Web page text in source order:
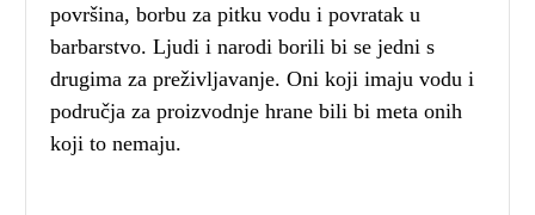
površina, borbu za pitku vodu i povratak u
barbarstvo. Ljudi i narodi borili bi se jedni s
drugima za preživljavanje. Oni koji imaju vodu i
područja za proizvodnje hrane bili bi meta onih
koji to nemaju.